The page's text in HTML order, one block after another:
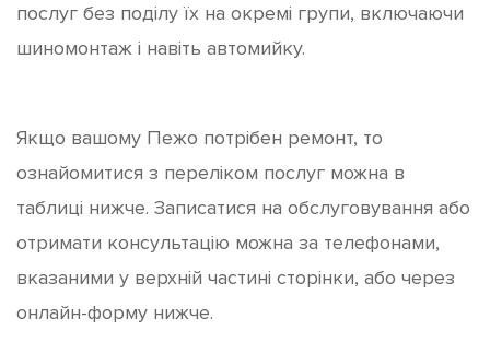
послуг без поділу їх на окремі групи, включаючи
шиномонтаж і навіть автомийку.
Якщо вашому Пежо потрібен ремонт, то
ознайомитися з переліком послуг можна в
таблиці нижче. Записатися на обслуговування або
отримати консультацію можна за телефонами,
вказаними у верхній частині сторінки, або через
онлайн-форму нижче.